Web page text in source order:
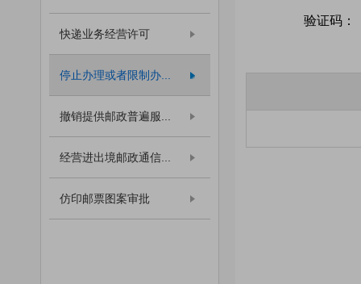
快递业务经营许可
停止办理或者限制办...
撤销提供邮政普遍服...
经营进出境邮政通信...
仿印邮票图案审批
验证码：